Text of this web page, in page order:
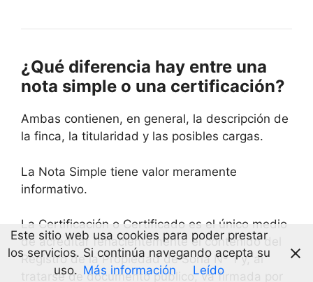
¿Qué diferencia hay entre una
nota simple o una certificación?
Ambas contienen, en general, la descripción de
la finca, la titularidad y las posibles cargas.
La Nota Simple tiene valor meramente
informativo.
La Certificación o Certificado es el único medio
de acreditar fehacientemente el contenido del
Registro de la Propiedad de Soria Nº 1 y, al
tratarse de documento público, va firmada por
Este sitio web usa cookies para poder prestar
los servicios. Si continúa navegando acepta su
uso. Más información Leído